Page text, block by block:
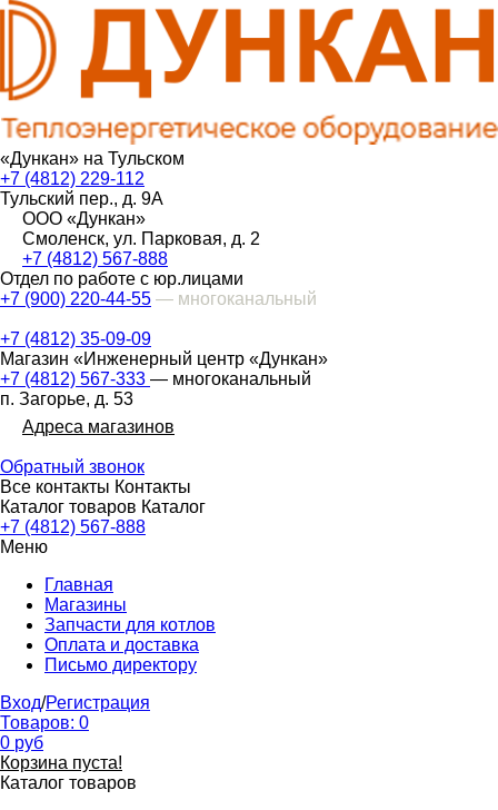
«Дункан» на Тульском
+7 (4812) 229-112
Тульский пер., д. 9А
ООО «Дункан»
Смоленск, ул. Парковая, д. 2
+7 (4812) 567-888
Отдел по работе с юр.лицами
+7 (900) 220-44-55 — многоканальный
+7 (4812) 35-09-09
Магазин «Инженерный центр «Дункан»
+7 (4812) 567-333 — многоканальный
п. Загорье, д. 53
Адреса магазинов
Обратный звонок
Все контакты Контакты
Каталог товаров Каталог
+7 (4812) 567-888
Меню
Главная
Магазины
Запчасти для котлов
Оплата и доставка
Письмо директору
Вход/Регистрация
Товаров: 0
0 руб
Корзина пуста!
Каталог товаров